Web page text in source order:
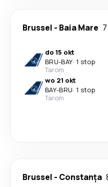
Brussel - Baia Mare
do 15 okt
BRU-BAY· 1 stop
Tarom
wo 21 okt
BAY-BRU· 1 stop
Tarom
Brussel - Constanța